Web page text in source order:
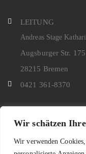
Wir schätzen
Wir verwenden
LEITUNG
Andreas Stage
Augsburger Str. 175
28215 Bremen
0421 361-8370
Kontakt